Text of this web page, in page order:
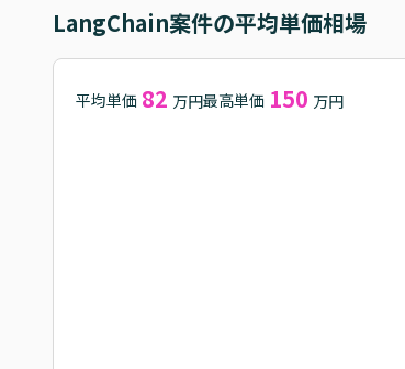
LangChain案件の平均単価相場
平均単価 82 万円最高単価 150 万円